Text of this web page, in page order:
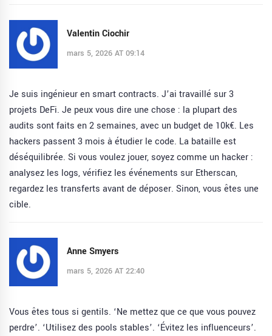
Valentin Ciochir
mars 5, 2026 AT 09:14
Je suis ingénieur en smart contracts. J’ai travaillé sur 3
projets DeFi. Je peux vous dire une chose : la plupart des
audits sont faits en 2 semaines, avec un budget de 10k€. Les
hackers passent 3 mois à étudier le code. La bataille est
déséquilibrée. Si vous voulez jouer, soyez comme un hacker :
analysez les logs, vérifiez les événements sur Etherscan,
regardez les transferts avant de déposer. Sinon, vous êtes une
cible.
Anne Smyers
mars 5, 2026 AT 22:40
Vous êtes tous si gentils. ‘Ne mettez que ce que vous pouvez
perdre’. ‘Utilisez des pools stables’. ‘Évitez les influenceurs’.